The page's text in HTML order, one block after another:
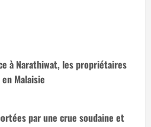
à Narathiwat, les propriétaires
Malaisie
par une crue soudaine et